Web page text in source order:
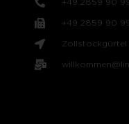
+49 2859 90
Zollstockgürtel